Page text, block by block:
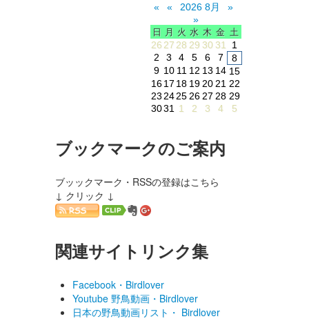
« « 2026 8月
»
»
日 月 火 水 木 金 土
26 27 28 29 30 31
1
2
3 4 5 6 7
8
9 10 11 12 13 14 15
1617 18 19 20 21 22
232425 26 27 28 29
3031 1 2 3 4 5
ブックマークのご案内
ブッックマーク・RSSの登録はこちら
↓ クリック ↓
関連サイトリンク集
Facebook・Birdlover
Youtube 野鳥動画・Birdlover
日本の野鳥動画リスト・ Birdlover